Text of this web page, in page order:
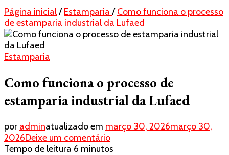
Página inicial/ Estamparia / Como funciona o processo
de estamparia industrial da Lufaed
Estamparia
Como funciona o processo de
estamparia industrial da Lufaed
por adminatualizado em março 30, 2026março 30,
2026Deixe um comentárioem
Como
Tempo de leitura 6 minutos